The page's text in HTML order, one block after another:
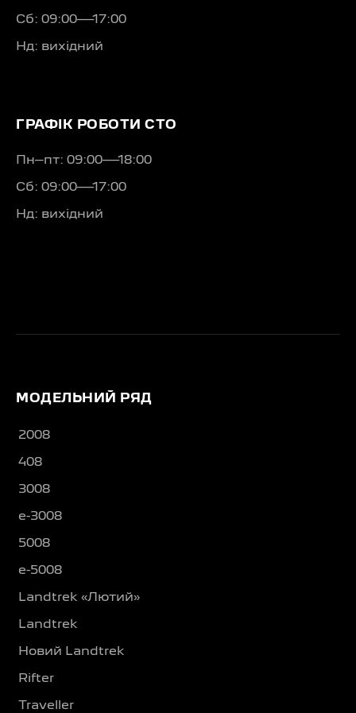
Сб: 09:00—17:00
Нд: вихідний
ГРАФІК РОБОТИ СТО
Пн–пт: 09:00—18:00
Сб: 09:00—17:00
Нд: вихідний
МОДЕЛЬНИЙ РЯД
2008
408
3008
e-3008
5008
e-5008
Landtrek «Лютий»
Landtrek
Новий Landtrek
Rifter
Traveller